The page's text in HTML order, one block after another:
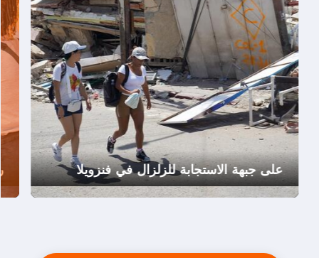
على جبهة الاستجابة للزلزال في فنزويلا